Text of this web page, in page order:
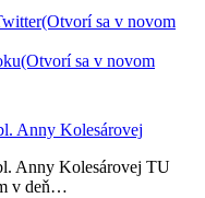
sa v novom
sa v novom
Anny Kolesárovej
Anny Kolesárovej TU
v deň…